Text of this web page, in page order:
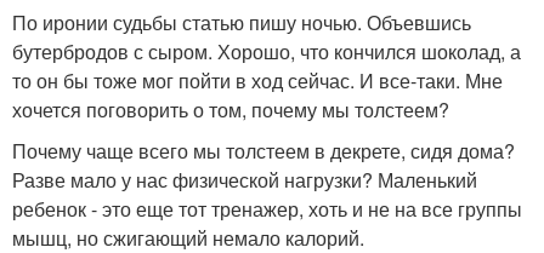
По иронии судьбы статью пишу ночью. Объевшись
бутербродов с сыром. Хорошо, что кончился шоколад, а
то он бы тоже мог пойти в ход сейчас. И все-таки. Мне
хочется поговорить о том, почему мы толстеем?
Почему чаще всего мы толстеем в декрете, сидя дома?
Разве мало у нас физической нагрузки? Маленький
ребенок - это еще тот тренажер, хоть и не на все группы
мышц, но сжигающий немало калорий.